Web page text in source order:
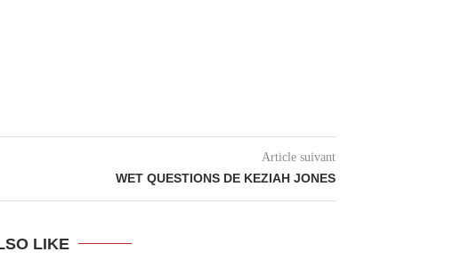
Article suivant
WET QUESTIONS DE KEZIAH JONES
LIKE